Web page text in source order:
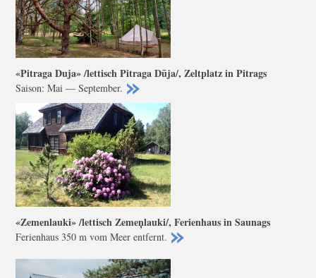
«Pitraga Duja» /lettisch Pitraga Dūja/, Zeltplatz in Pitrags
Saison: Mai — September.
«Zemenlauki» /lettisch Zemeņlauki/, Ferienhaus in Saunags
Ferienhaus 350 m vom Meer entfernt.